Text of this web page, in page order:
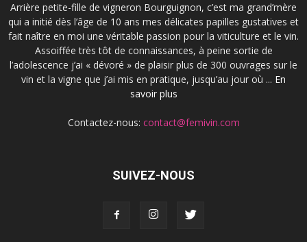
Arrière petite-fille de vigneron Bourguignon, c’est ma grand’mère
qui a initié dès l’âge de 10 ans mes délicates papilles gustatives et
fait naître en moi une véritable passion pour la viticulture et le vin.
Assoiffée très tôt de connaissances, à peine sortie de
l’adolescence j’ai « dévoré » de plaisir plus de 300 ouvrages sur le
vin et la vigne que j’ai mis en pratique, jusqu’au jour où ... En
savoir plus
Contactez-nous: contact@femivin.com
SUIVEZ-NOUS